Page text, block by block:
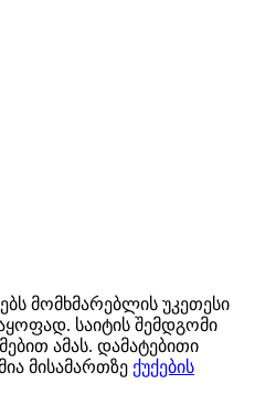
მომხმარებლის უკეთესი
საიტის შემდგომი
ამას. დამატებითი
მისამართზე ქუქების